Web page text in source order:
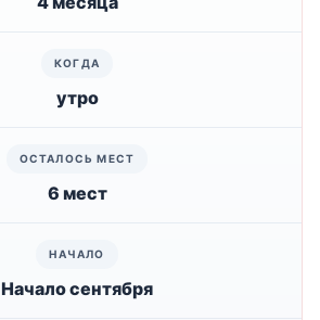
утро
6 мест
Начало сентября